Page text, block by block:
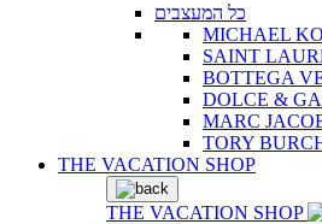
כל המעצבים
MICHAEL
SAINT
BOTTEGA
DOLCE &
MARC
TORY
THE VACATION SHOP
THE VACATION SHOP